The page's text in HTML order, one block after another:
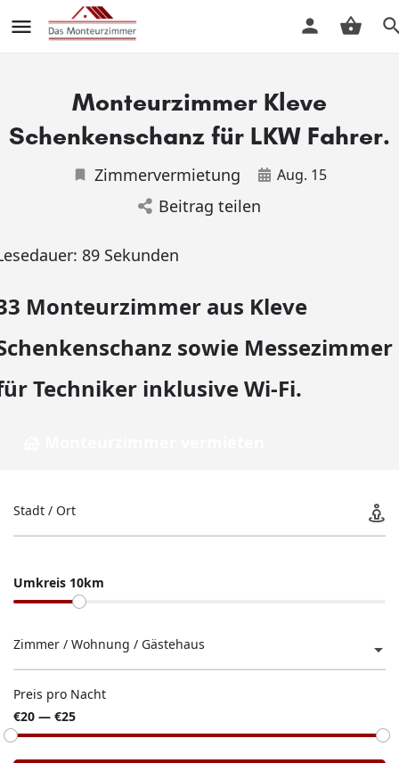
Monteurzimmer Kleve
Schenkenschanz für LKW Fahrer.
Zimmervermietung Aug. 15
Beitrag teilen
89 Sekunden
Monteurzimmer aus Kleve
sowie Messezimmer
Techniker inklusive Wi-Fi.
Stadt / Ort
Umkreis 10km
Zimmer / Wohnung / Gästehaus
Preis pro Nacht
€20 — €25